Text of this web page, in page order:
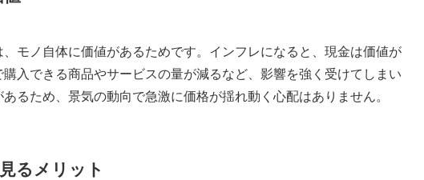
モノ自体に価値があるためです。インフレになると、現金は価値が
入できる商品やサービスの量が減るなど、影響を強く受けてしまい
るため、景気の動向で急激に価格が揺れ動く心配はありません。
るメリット